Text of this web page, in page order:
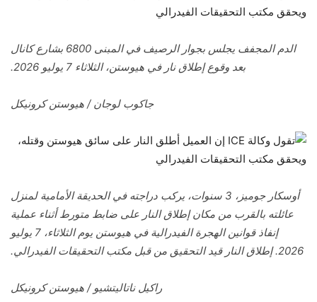
الدم المجفف يجلس بجوار الرصيف في المبنى 6800 بشارع كانال
بعد وقوع إطلاق نار في هيوستن، الثلاثاء 7 يوليو 2026.
جاكوب لوجان / هيوستن كرونيكل
أوسكار جوميز، 3 سنوات، يركب دراجته في الحديقة الأمامية لمنزل
عائلته بالقرب من مكان إطلاق النار على ضابط متورط أثناء عملية
إنفاذ قوانين الهجرة الفيدرالية في هيوستن يوم الثلاثاء، 7 يوليو
2026. إطلاق النار قيد التحقيق من قبل مكتب التحقيقات الفيدرالي.
راكيل ناتاليتشيو / هيوستن كرونيكل